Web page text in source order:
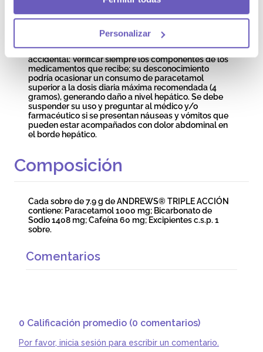
Personalizar
para menores de 18 años. Los pacientes geriátricos
pueden tomar la dosis normal para adultos.
SOBREDOSIS: Busque ayuda profesional de un
médico o acudir a un hospital cuanto antes. La rápida
atención médica es vital aún cuando no se detecten
señales ni síntomas. Advertencia de sobredosis
accidental: Verificar siempre los componentes de los
medicamentos que recibe; su desconocimiento
podría ocasionar un consumo de paracetamol
superior a la dosis diaria máxima recomendada (4
gramos), generando daño a nivel hepático. Se debe
suspender su uso y preguntar al médico y/o
farmacéutico si se presentan náuseas y vómitos que
pueden estar acompañados con dolor abdominal en
el borde hepático.
Composición
Cada sobre de 7.9 g de ANDREWS® TRIPLE ACCIÓN
contiene: Paracetamol 1000 mg; Bicarbonato de
Sodio 1408 mg; Cafeína 60 mg; Excipientes c.s.p. 1
sobre.
Comentarios
0 Calificación promedio (0 comentarios)
Por favor, inicia sesión para escribir un comentario.